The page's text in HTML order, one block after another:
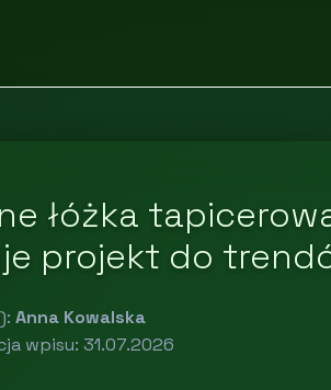
łóżka
projekt do
Anna Kowalska
wpisu: 31.07.2026